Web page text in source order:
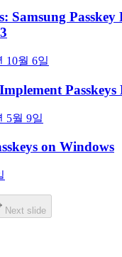
Samsung Passkey
10월 6일
5월 9일
on Windows
Next slide